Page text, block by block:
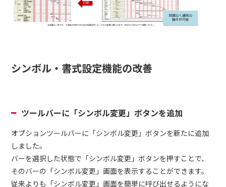
シンボル・書式設定機能の改善
ツールバーに「シンボル変更」ボタンを追加
オプションツールバーに「シンボル変更」ボタンを新たに追加
しました。
バーを選択した状態で「シンボル変更」ボタンを押すことで、
そのバーの「シンボル変更」画面を表示することができます。
従来よりも「シンボル変更」画面を簡単に呼び出せるようにな